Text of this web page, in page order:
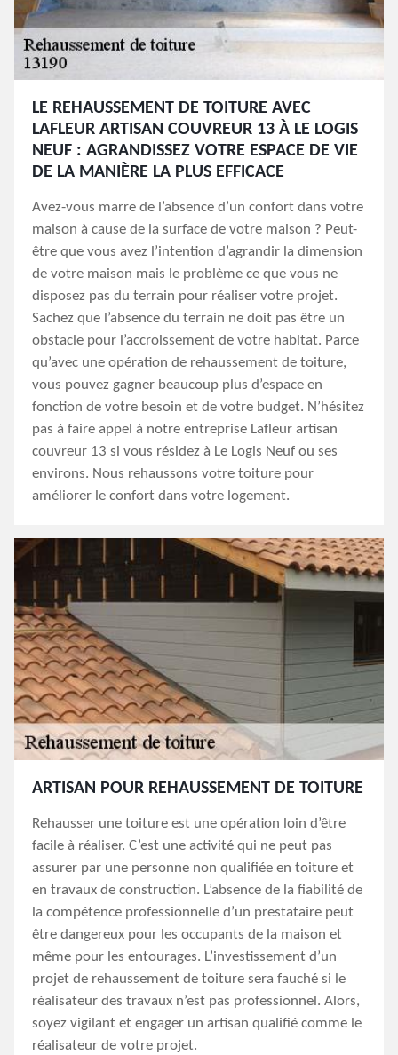
LE REHAUSSEMENT DE TOITURE AVEC
LAFLEUR ARTISAN COUVREUR 13 À LE LOGIS
NEUF : AGRANDISSEZ VOTRE ESPACE DE VIE
DE LA MANIÈRE LA PLUS EFFICACE
Avez-vous marre de l’absence d’un confort dans votre
maison à cause de la surface de votre maison ? Peut-
être que vous avez l’intention d’agrandir la dimension
de votre maison mais le problème ce que vous ne
disposez pas du terrain pour réaliser votre projet.
Sachez que l’absence du terrain ne doit pas être un
obstacle pour l’accroissement de votre habitat. Parce
qu’avec une opération de rehaussement de toiture,
vous pouvez gagner beaucoup plus d’espace en
fonction de votre besoin et de votre budget. N’hésitez
pas à faire appel à notre entreprise Lafleur artisan
couvreur 13 si vous résidez à Le Logis Neuf ou ses
environs. Nous rehaussons votre toiture pour
améliorer le confort dans votre logement.
ARTISAN POUR REHAUSSEMENT DE TOITURE
Rehausser une toiture est une opération loin d’être
facile à réaliser. C’est une activité qui ne peut pas
assurer par une personne non qualifiée en toiture et
en travaux de construction. L’absence de la fiabilité de
la compétence professionnelle d’un prestataire peut
être dangereux pour les occupants de la maison et
même pour les entourages. L’investissement d’un
projet de rehaussement de toiture sera fauché si le
réalisateur des travaux n’est pas professionnel. Alors,
soyez vigilant et engager un artisan qualifié comme le
réalisateur de votre projet.